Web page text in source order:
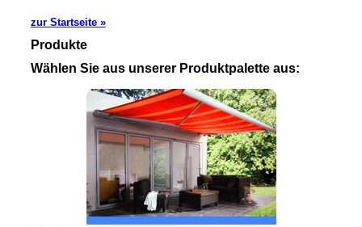
zur Startseite »
Produkte
Wählen Sie aus unserer Produktpalette aus: